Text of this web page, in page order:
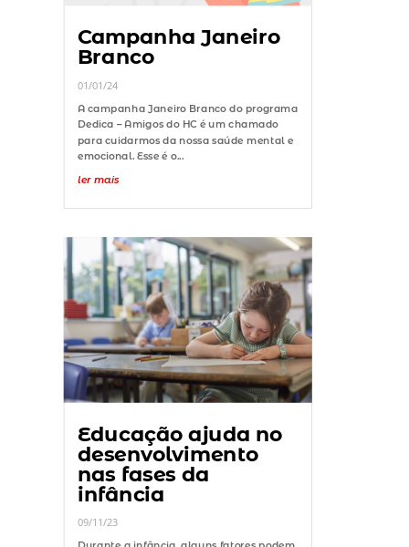
Campanha Janeiro
Branco
01/01/24
A campanha Janeiro Branco do programa
Dedica – Amigos do HC é um chamado
para cuidarmos da nossa saúde mental e
emocional. Esse é o...
ler mais
Educação ajuda no
desenvolvimento
nas fases da
infância
09/11/23